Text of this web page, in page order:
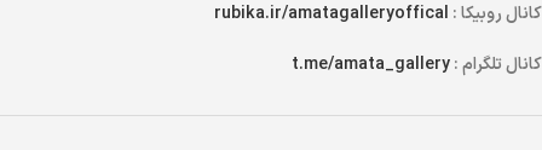
کانال روبیکا : rubika.ir/amatagalleryoffical
کانال تلگرام :t.me/amata_gallery